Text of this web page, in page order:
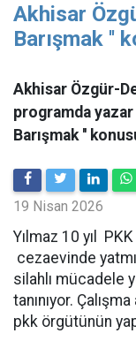
Akhisar
Barışmak ''
Akhisar Özgür-
programda
Barışmak ''
19 Nisan 2026
Yılmaz 10 yıl
cezaevinde
silahlı mücadele
tanınıyor.
pkk örgütünün